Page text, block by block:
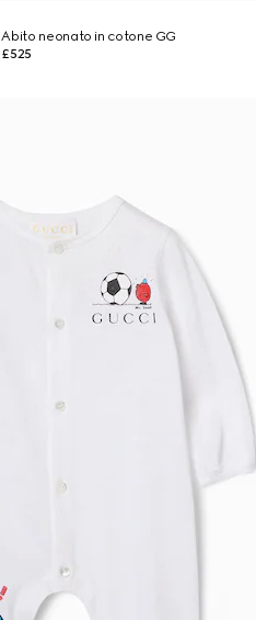
Abito neonato in cotone GG
£525